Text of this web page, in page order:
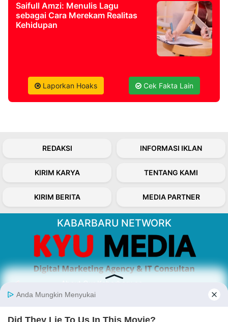
Saifull Amzi: Menulis Lagu
sebagai Cara Merekam Realitas
Kehidupan
Laporkan Hoaks Cek Fakta Lain
REDAKSI INFORMASI IKLAN
KIRIM KARYA TENTANG KAMI
KIRIM BERITA MEDIA PARTNER
KABARBARU NETWORK
Kabarbaru.co menyajikan berita aktual dan
serta terverifikasi dari sumber yang tepat.